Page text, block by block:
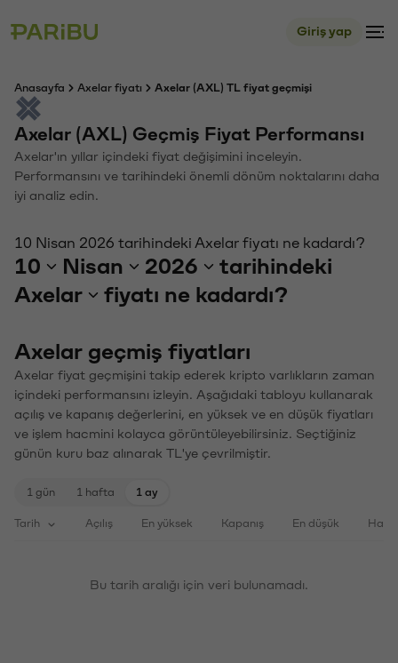
Giriş yap
Anasayfa Axelar fiyatı Axelar (AXL) TL fiyat geçmişi
Axelar (AXL) Geçmiş Fiyat Performansı
Axelar'ın yıllar içindeki fiyat değişimini inceleyin.
Performansını ve tarihindeki önemli dönüm noktalarını daha
iyi analiz edin.
10 Nisan 2026 tarihindeki Axelar fiyatı ne kadardı?
10 Nisan 2026
tarihindeki
Axelar
fiyatı ne kadardı?
Axelar geçmiş fiyatları
Axelar fiyat geçmişini takip ederek kripto varlıkların zaman
içindeki performansını izleyin. Aşağıdaki tabloyu kullanarak
açılış ve kapanış değerlerini, en yüksek ve en düşük fiyatları
ve işlem hacmini kolayca görüntüleyebilirsiniz. Seçtiğiniz
günün kuru baz alınarak TL'ye çevrilmiştir.
1 gün 1 hafta 1 ay
Tarih Açılış En yüksek Kapanış En düşük
Bu tarih aralığı için veri bulunamadı.